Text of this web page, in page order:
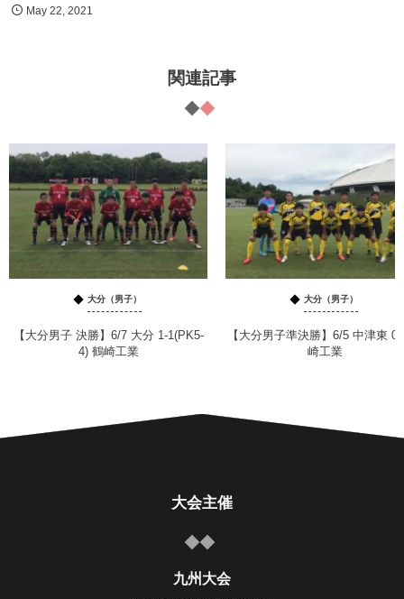
May 22 ,2021
関連記事
大分（男子）
【大分男子 決勝】6/7 大分 1-1(PK5-
4) 鶴崎工業
大分（男子）
【大分男子準決勝】6/5 中津東
崎工業
大会主催
九州大会